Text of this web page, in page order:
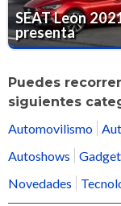
SEAT Leon
presenta
Puedes
siguientes
Automovilismo
Autoshows
Novedades